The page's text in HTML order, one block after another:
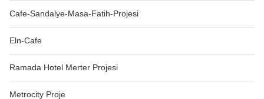
Cafe-Sandalye-Masa-Fatih-Projesi
Eln-Cafe
Ramada Hotel Merter Projesi
Metrocity Proje